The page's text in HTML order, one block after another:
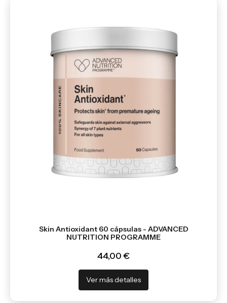
Skin Antioxidant 60 cápsulas - ADVANCED
NUTRITION PROGRAMME
44,00 €
Ver más detalles